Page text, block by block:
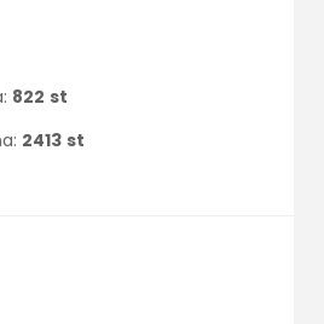
822 st
2413 st